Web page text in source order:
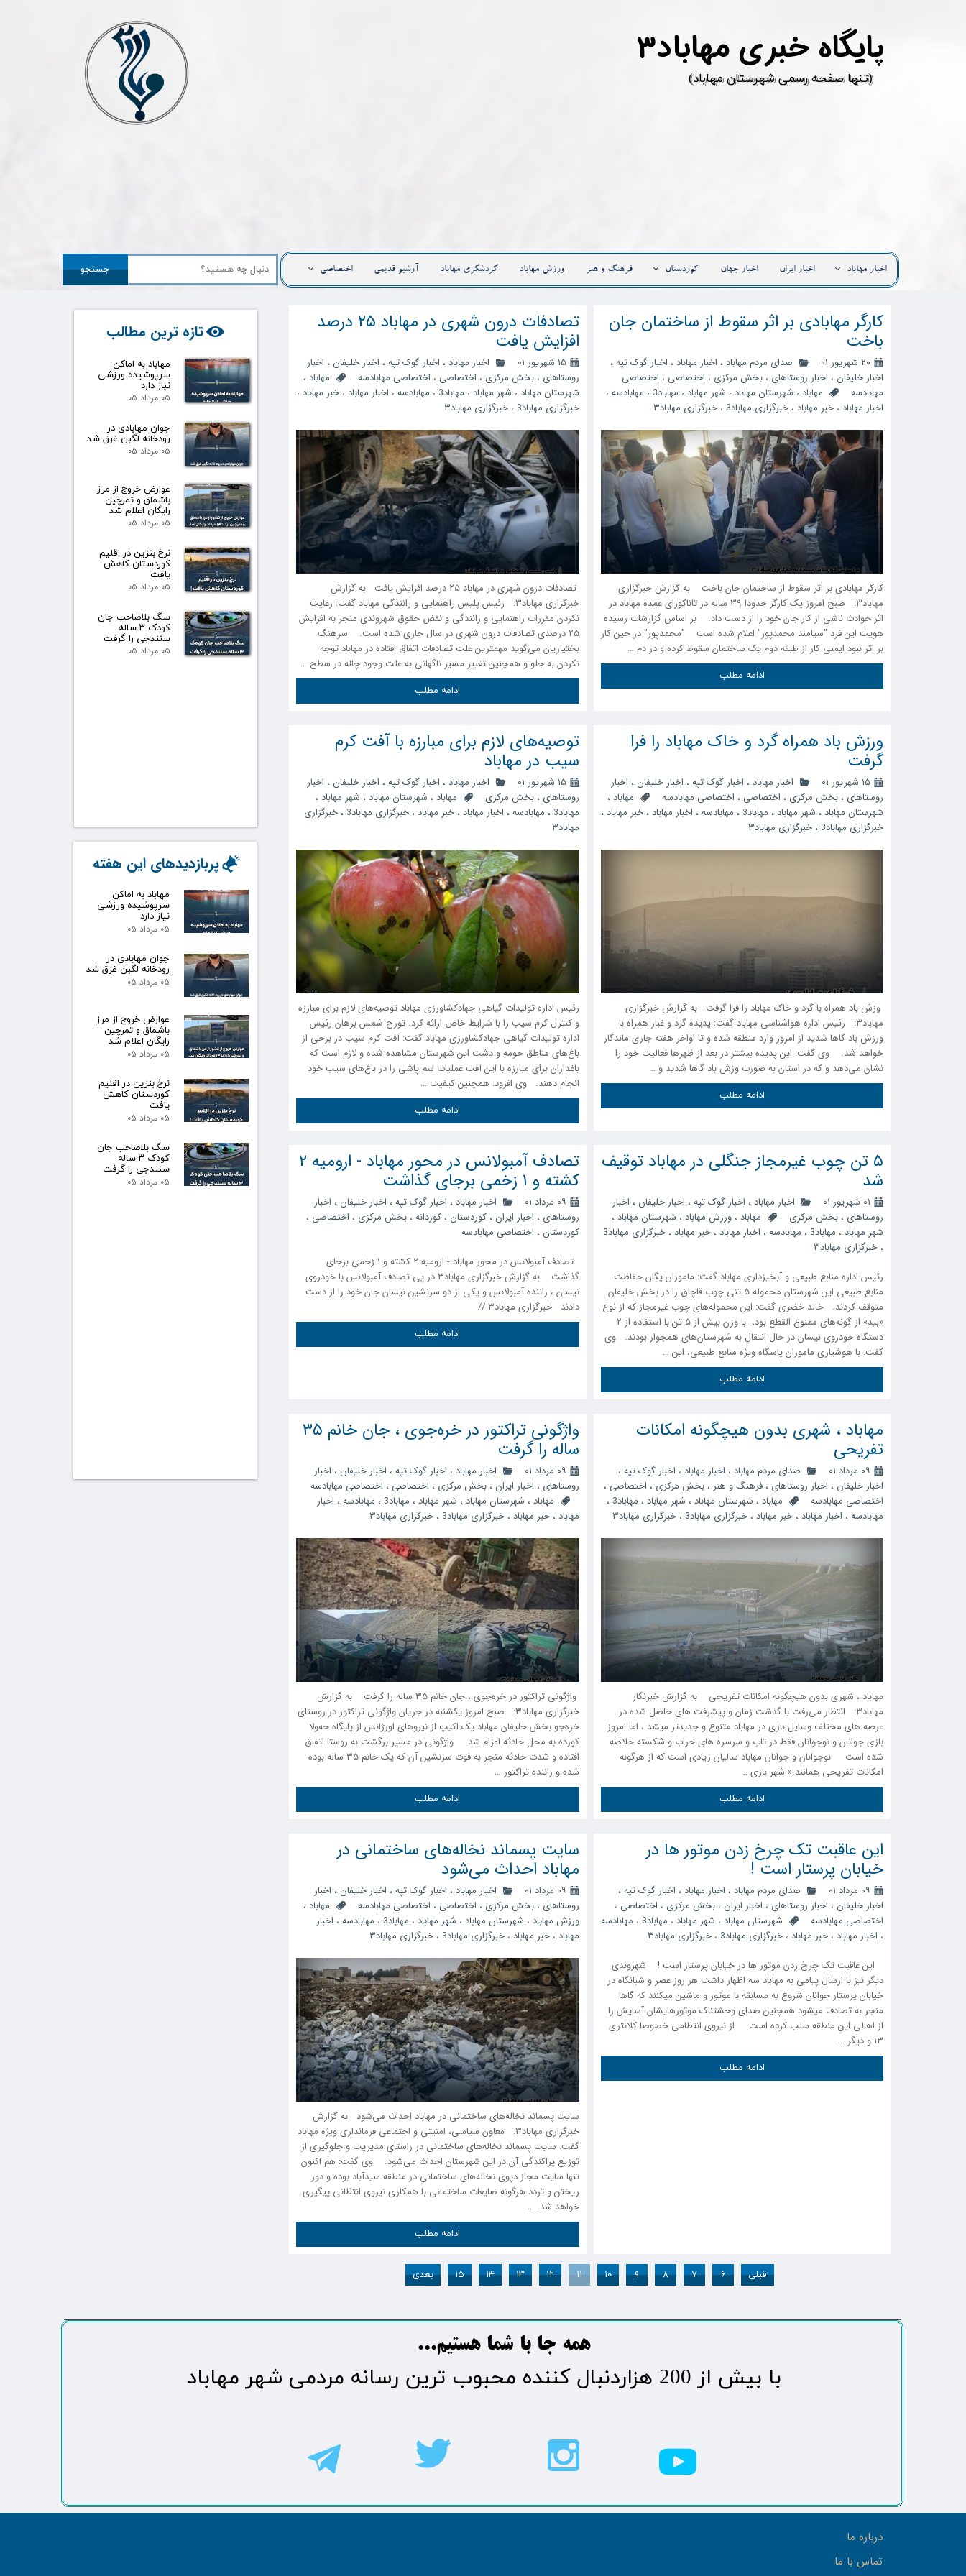
پ
​(تنها صفحه رسمی شهرستان مهاباد)
اخبار مهاباد اخبار ایران اخبار جهان کوردستان فرهنگ و هنر ورزش مهاباد گردشگری مهاباد آرشیو قدیمی اختصاصی جستجو
کارگر مهابادی بر اثر سقوط از ساختمان جان
باخت
۲۰ شهریور ۰۱ صدای مردم مهاباد ، اخبار مهاباد ، اخبار گوک تپه ،
اخبار خلیفان ، اخبار روستاهای ، بخش مرکزی ، اختصاصی ، اختصاصی
مهابادسه
مهاباد ، شهرستان مهاباد ، شهر مهاباد ، مهاباد3 ، مهابادسه ،
اخبار مهاباد ، خبر مهاباد ، خبرگزاری مهاباد3 ، خبرگزاری مهاباد۳
کارگر مهابادی بر اثر سقوط از ساختمان جان باخت به گزارش خبرگزاری
مهاباد۳: صبح امروز یک کارگر حدودا ۳۹ ساله در تاناکورای عمده مهاباد در
اثر حوادث ناشی از کار جان خود را از دست داد. بر اساس گزارشات رسیده
هویت این فرد "سیامند محمدپور" اعلام شده است "محمدپور" در حین کار
بر اثر نبود ایمنی کار از طبقه دوم یک ساختمان سقوط کرده و در دم …
ادامه مطلب
تصادفات درون شهری در مهاباد ۲۵ درصد
افزایش یافت
۱۵ شهریور ۰۱ اخبار مهاباد ، اخبار گوک تپه ، اخبار خلیفان ، اخبار
روستاهای ،بخش مرکزی ، اختصاصی ، اختصاصی مهابادسه مهاباد ،
شهرستان مهاباد ، شهر مهاباد ، مهاباد3 ، مهابادسه ، اخبار مهاباد ،خبر مهاباد ،
خبرگزاری مهاباد3 ،خبرگزاری مهاباد۳
تصادفات درون شهری در مهاباد ۲۵ درصد افزایش یافت به گزارش
خبرگزاری مهاباد۳: رئیس پلیس راهنمایی و رانندگی مهاباد گفت: رعایت
نکردن مقررات راهنمایی و رانندگی و نقض حقوق شهروندی منجر به افزایش
۲۵ درصدی تصادفات درون شهری در سال جاری شده است. سرهنگ
بختیاریان می‌گوید مهمترین علت تصادفات اتفاق افتاده در مهاباد توجه
نکردن به جلو و همچنین تغییر مسیر ناگهانی به علت وجود چاله در سطح …
ادامه مطلب
ورزش باد همراه گرد و خاک مهاباد را فرا
گرفت
۱۵ شهریور ۰۱ اخبار مهاباد ، اخبار گوک تپه ، اخبار خلیفان ، اخبار
روستاهای ، بخش مرکزی ، اختصاصی ، اختصاصی مهابادسه مهاباد ،
شهرستان مهاباد ، شهر مهاباد ، مهاباد3 ، مهابادسه ، اخبار مهاباد ، خبر مهاباد ،
خبرگزاری مهاباد3 ، خبرگزاری مهاباد۳
وزش باد همراه با گرد و خاک مهاباد را فرا گرفت به گزارش خبرگزاری
مهاباد۳: رئیس اداره هواشناسی مهاباد گفت: پدیده گرد و غبار همراه با
ورزش باد گا‌ها شدید از امروز وارد منطقه شده و تا اواخر هفته جاری ماندگار
خواهد شد. وی گفت: این پدیده بیشتر در بعد از ظهر‌ها فعالیت خود را
نشان می‌دهد و که در استان به صورت وزش باد گا‌ها شدید و …
ادامه مطلب
توصیه‌های لازم برای مبارزه با آفت کرم
سیب در مهاباد
۱۵ شهریور ۰۱ اخبار مهاباد ، اخبار گوک تپه ، اخبار خلیفان ، اخبار
روستاهای ،بخش مرکزی مهاباد ، شهرستان مهاباد ، شهر مهاباد ،
مهاباد3 ، مهابادسه ، اخبار مهاباد ،خبر مهاباد ،خبرگزاری مهاباد3 ،خبرگزاری
مهاباد۳
رئیس اداره تولیدات گیاهی جهادکشاورزی مهاباد توصیه‌های لازم برای مبارزه
و کنترل کرم سیب را با شرایط خاص ارائه کرد. تورج شمس برهان رئیس
اداره تولیدات گیاهی جهادکشاورزی مهاباد گفت: آفت کرم سیب در برخی از
باغ‌های مناطق حومه و دشت این شهرستان مشاهده شده و لازم است که
باغداران برای مبارزه با این آفت عملیات سم پاشی را در باغ‌های سیب خود
انجام دهند. وی افزود: همچنین کیفیت …
ادامه مطلب
۵ تن چوب غیرمجاز جنگلی در مهاباد توقیف
شد
۰۱ شهریور ۰۱ اخبار مهاباد ، اخبار گوک تپه ، اخبار خلیفان ، اخبار
روستاهای ، بخش مرکزی مهاباد ، ورزش مهاباد ، شهرستان مهاباد ،
شهر مهاباد ، مهاباد3 ، مهابادسه ، اخبار مهاباد ، خبر مهاباد ، خبرگزاری مهاباد3
، خبرگزاری مهاباد۳
رئیس اداره منابع طبیعی و آبخیزداری مهاباد گفت: ماموران یگان حفاظت
منابع طبیعی این شهرستان محموله ۵ تنی چوب قاچاق را در بخش خلیفان
متوقف کردند. خالد خضری گفت: این محموله‌های چوب غیرمجاز که از نوع
«بید» از گونه‌های ممنوع القطع بود، با وزن بیش از ۵ تن با استفاده از ۲
دستگاه خودروی نیسان در حال انتقال به شهرستان‌های همجوار بودند. وی
گفت: با هوشیاری ماموران پاسگاه ویژه منابع طبیعی، این …
ادامه مطلب
تصادف آمبولانس در محور مهاباد - ارومیه ۲
کشته و ۱ زخمی برجای گذاشت
۰۹ مرداد ۰۱ اخبار مهاباد ، اخبار گوک تپه ، اخبار خلیفان ، اخبار
روستاهای ، اخبار ایران ،کوردستان ،کوردانه ،بخش مرکزی ، اختصاصی ،
کوردستان ، اختصاصی مهابادسه
تصادف آمبولانس در محور مهاباد - ارومیه ۲ کشته و ۱ زخمی برجای
گذاشت به گزارش خبرگزاری مهاباد۳ در پی تصادف آمبولانس با خودروی
نیسان ، راننده آمبولانس و یکی از دو سرنشین نیسان جان خود را از دست
دادند خبرگزاری مهاباد۳ //
ادامه مطلب
مهاباد ، شهری بدون هیچگونه امکانات
تفریحی
۰۹ مرداد ۰۱ صدای مردم مهاباد ، اخبار مهاباد ، اخبار گوک تپه ،
اخبار خلیفان ، اخبار روستاهای ، فرهنگ و هنر ، بخش مرکزی ، اختصاصی ،
اختصاصی مهابادسه
مهاباد ، شهرستان مهاباد ، شهر مهاباد ، مهاباد3 ،
مهابادسه ، اخبار مهاباد ، خبر مهاباد ، خبرگزاری مهاباد3 ، خبرگزاری مهاباد۳
مهاباد ، شهری بدون هیچگونه امکانات تفریحی به گزارش خبرنگار
مهاباد۳: انتظار می‌رفت با گذشت زمان و پیشرفت های حاصل شده در
عرصه های مختلف وسایل بازی در مهاباد متنوع و جدیدتر میشد ، اما امروز
بازی جوانان و نوجوانان فقط در تاب و سرسره های خراب و شکسته خلاصه
شده است نوجوانان و جوانان مهاباد سالیان زیادی است که از هرگونه
امکانات تفریحی همانند « شهر بازی …
ادامه مطلب
واژگونی تراکتور در خره‌جوی ، جان خانم ۳۵
ساله را گرفت
۰۹ مرداد ۰۱ اخبار مهاباد ، اخبار گوک تپه ، اخبار خلیفان ، اخبار
روستاهای ، اخبار ایران ،بخش مرکزی ، اختصاصی ، اختصاصی مهابادسه
مهاباد ، شهرستان مهاباد ، شهر مهاباد ، مهاباد3 ، مهابادسه ، اخبار
مهاباد ،خبر مهاباد ،خبرگزاری مهاباد3 ،خبرگزاری مهاباد۳
واژگونی تراکتور در خره‌جوی ، جان خانم ۳۵ ساله را گرفت به گزارش
خبرگزاری مهاباد۳: صبح امروز یکشنبه در جریان واژگونی تراکتور در روستای
خره‌جو بخش خلیفان مهاباد یک اکیپ از نیروهای اورژانس از پایگاه‌ حه‌ولا
کورده به محل حادثه اعزام شد. واژگونی در مسیر برگشت به روستا اتفاق
افتاده و شدت حادثه منجر به فوت سرنشین آن که یک خانم ۳۵ ساله بوده
شده و راننده تراکتور …
ادامه مطلب
این عاقبت تک چرخ زدن موتور ها در
خیابان پرستار است !
۰۹ مرداد ۰۱ صدای مردم مهاباد ، اخبار مهاباد ، اخبار گوک تپه ،
اخبار خلیفان ، اخبار روستاهای ، اخبار ایران ، بخش مرکزی ، اختصاصی ،
اختصاصی مهابادسه
شهرستان مهاباد ، شهر مهاباد ، مهاباد3 ، مهابادسه
، اخبار مهاباد ، خبر مهاباد ، خبرگزاری مهاباد3 ، خبرگزاری مهاباد۳
این عاقبت تک چرخ زدن موتور ها در خیابان پرستار است ! شهروندی
دیگر نیز با ارسال پیامی به مهاباد سه اظهار داشت هر روز عصر و شبانگاه در
خیابان پرستار جوانان شروع به مسابقه با موتور و ماشین میکنند که گاها
منجر به تصادف میشود همچنین صدای وحشتناک موتورهایشان آسایش را
از اهالی این منطقه سلب کرده است از نیروی انتظامی خصوصا کلانتری
۱۳ و دیگر …
ادامه مطلب
سایت پسماند نخاله‌های ساختمانی در
مهاباد احداث می‌شود
۰۹ مرداد ۰۱ اخبار مهاباد ، اخبار گوک تپه ، اخبار خلیفان ، اخبار
روستاهای ،بخش مرکزی ، اختصاصی ، اختصاصی مهابادسه مهاباد ،
ورزش مهاباد ، شهرستان مهاباد ، شهر مهاباد ، مهاباد3 ، مهابادسه ، اخبار
مهاباد ،خبر مهاباد ،خبرگزاری مهاباد3 ،خبرگزاری مهاباد۳
سایت پسماند نخاله‌های ساختمانی در مهاباد احداث می‌شود به گزارش
خبرگزاری مهاباد۳: معاون سیاسی، امنیتی و اجتماعی فرمانداری ویژه مهاباد
گفت: سایت پسماند نخاله‌های ساختمانی در راستای مدیریت و جلوگیری از
توزیع پراکندگی آن در این شهرستان احداث می‌شود. وی گفت: هم اکنون
تنها سایت مجاز دپوی نخاله‌های ساختمانی در منطقه سیدآباد بوده و دور
ریختن و تردد هرگونه ضایعات ساختمانی با همکاری نیروی انتظانی پیگیری
خواهد شد. …
ادامه مطلب
قبلی ۶ ۷ ۸ ۹ ۱۰ ۱۱ ۱۲ ۱۳ ۱۴ ۱۵ بعدی
تازه ترین مطالب
مهاباد به اماکن
سرپوشیده ورزشی
نیاز دارد
۰۵ مرداد ۰۵
جوان مهابادی در
رودخانه لگبن غرق شد
۰۵ مرداد ۰۵
عوارض خروج از مرز
باشماق و تمرچین
رایگان اعلام شد
۰۵ مرداد ۰۵
نرخ بنزین در اقلیم
کوردستان کاهش
یافت
۰۵ مرداد ۰۵
سگ بلاصاحب جان
کودک ۳ ساله
سنندجی را گرفت
۰۵ مرداد ۰۵
مهاباد به اماکن
سرپوشیده ورزشی
نیاز دارد
۰۵ مرداد ۰۵
جوان مهابادی در
رودخانه لگبن غرق شد
۰۵ مرداد ۰۵
عوارض خروج از مرز
باشماق و تمرچین
رایگان اعلام شد
۰۵ مرداد ۰۵
نرخ بنزین در اقلیم
کوردستان کاهش
یافت
۰۵ مرداد ۰۵
سگ بلاصاحب جان
کودک ۳ ساله
سنندجی را گرفت
۰۵ مرداد ۰۵
پربازدیدهای این هفته
درباره ما
تماس با ما
​​​همه جا با شما هستیم...​​​​​​​​​​​​​​
​با بیش از 200 هزاردنبال کننده محبوب ترین رسانه مردمی شهر مهاباد​​​​​​​​​​​​​​